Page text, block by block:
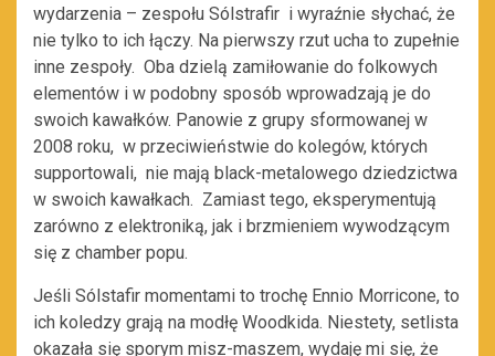
wydarzenia – zespołu Sólstrafir i wyraźnie słychać, że
nie tylko to ich łączy. Na pierwszy rzut ucha to zupełnie
inne zespoły. Oba dzielą zamiłowanie do folkowych
elementów i w podobny sposób wprowadzają je do
swoich kawałków. Panowie z grupy sformowanej w
2008 roku, w przeciwieństwie do kolegów, których
supportowali, nie mają black-metalowego dziedzictwa
w swoich kawałkach. Zamiast tego, eksperymentują
zarówno z elektroniką, jak i brzmieniem wywodzącym
się z chamber popu.
Jeśli Sólstafir momentami to trochę Ennio Morricone, to
ich koledzy grają na modłę Woodkida. Niestety, setlista
okazała się sporym misz-maszem, wydaję mi się, że